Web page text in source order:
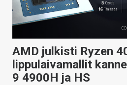
VAIHDA TEEMA
HAKU
AMD julkisti Ryzen
lippulaivamallit
9 4900H ja HS